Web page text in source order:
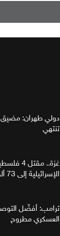
دولي طهران:
تنتهي
غزة..
الإسرائيلية إلى 73 ألفا و381
ترامب: أفضّل
العسكري مطروح